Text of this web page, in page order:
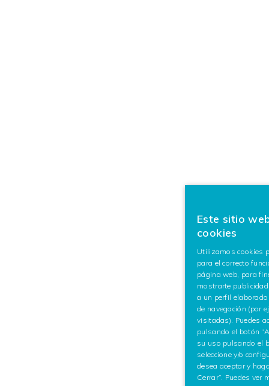
Este sitio
cookies
Utilizamos cookies
para el correcto
página web, para
mostrarte
a un perfil
de navegación (por
visitadas). Puedes
pulsando el botón
su uso pulsando el
seleccione y/o
desea aceptar y
Cerrar”. Puedes ver